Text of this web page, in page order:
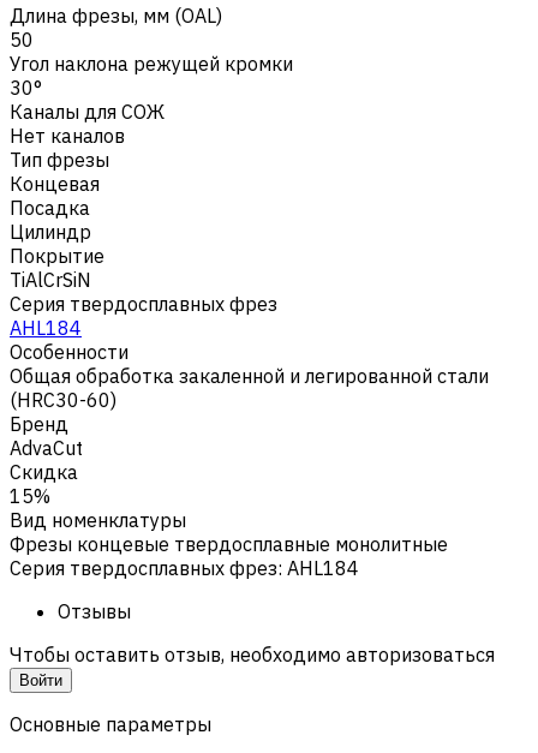
Длина фрезы, мм (OAL)
50
Угол наклона режущей кромки
30°
Каналы для СОЖ
Нет каналов
Тип фрезы
Концевая
Посадка
Цилиндр
Покрытие
TiAlCrSiN
Серия твердосплавных фрез
AHL184
Особенности
Общая обработка закаленной и легированной стали
(HRC30-60)
Бренд
AdvaCut
Скидка
15%
Вид номенклатуры
Фрезы концевые твердосплавные монолитные
Серия твердосплавных фрез: AHL184
Отзывы
Чтобы оставить отзыв, необходимо авторизоваться
Войти
Основные параметры